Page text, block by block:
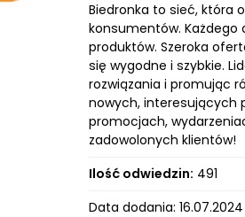
Biedronka to sieć, która
konsumentów. Każdego
produktów. Szeroka
się wygodne i szybkie.
rozwiązania i promując
nowych, interesujących
promocjach,
zadowolonych klientów!
Ilość odwiedzin: 491
Data dodania: 16.07.2024